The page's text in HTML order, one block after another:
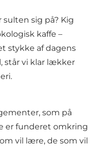
sig på? Kig
kaffe –
stykke af dagens
står vi klar lækker
som på
er funderet omkring
vil lære, de som vil